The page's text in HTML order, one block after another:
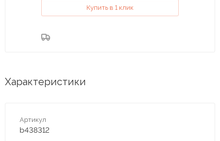
Купить в 1 клик
Характеристики
Артикул
b438312